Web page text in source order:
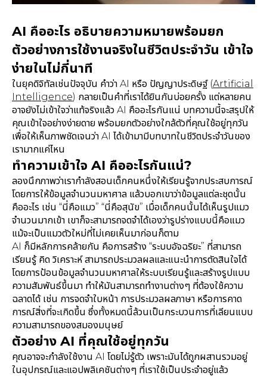
AI คืออะไร อธิบายความหมายพร้อมยก
ตัวอย่างการใช้งานจริงในชีวิตประจำวัน เข้าใจ
ง่ายในไม่กี่นาที
ในยุคดิจิทัลเช่นปัจจุบัน คำว่า AI หรือ ปัญญาประดิษฐ์ (Artificial
Intelligence) กลายเป็นคำที่เราได้ยินกันบ่อยครั้ง แต่หลายคน
อาจยังไม่เข้าใจว่าแท้จริงแล้ว AI คืออะไรกันแน่ บทความนี้จะสรุปให้
คุณเข้าใจอย่างง่ายดาย พร้อมยกตัวอย่างใกล้ตัวที่คุณใช้อยู่ทุกวัน
เพื่อให้เห็นภาพชัดเจนว่า AI ได้เข้ามามีบทบาทในชีวิตประจำวันของ
เรามากแค่ไหน
ทำความเข้าใจ AI คืออะไรกันแน่?
ลองนึกภาพว่าเรากำลังสอนเด็กคนหนึ่งให้เรียนรู้จากประสบการณ์
โดยการให้ข้อมูลจำนวนมหาศาล แล้วบอกเขาว่าข้อมูลแต่ละชุดนั้น
คืออะไร เช่น “นี่คือแมว” “นี่คือสุนัข” เมื่อเด็กคนนั้นได้เห็นรูปแมว
จำนวนมากเข้า เขาก็จะสามารถจดจำได้เองว่ารูปร่างแบบนี้คือแมว
แม้จะเป็นแมวตัวใหม่ที่ไม่เคยเห็นมาก่อนก็ตาม
AI ก็มีหลักการคล้ายกัน คือการสร้าง “ระบบอัจฉริยะ” ที่สามารถ
เรียนรู้ คิด วิเคราะห์ สามารถประมวลผลและแนะนำการตัดสินใจได้
โดยการป้อนข้อมูลจำนวนมหาศาลให้ระบบเรียนรู้และสร้างรูปแบบ
ความสัมพันธ์ขึ้นมา ทำให้มันสามารถทำงานต่างๆ ที่ต้องใช้ความ
ฉลาดได้ เช่น การจดจำใบหน้า การประมวลผลภาษา หรือการคาด
การณ์สิ่งที่จะเกิดขึ้น ซึ่งทั้งหมดนี้ล้วนเป็นกระบวนการที่เลียนแบบ
ความสามารถของสมองมนุษย์
ตัวอย่าง AI ที่คุณใช้อยู่ทุกวัน
คุณอาจจะกำลังใช้งาน AI โดยไม่รู้ตัว เพราะมันได้ถูกผสานรวมอยู่
ในอุปกรณ์และแอปพลิเคชันต่างๆ ที่เราใช้เป็นประจำอยู่แล้ว